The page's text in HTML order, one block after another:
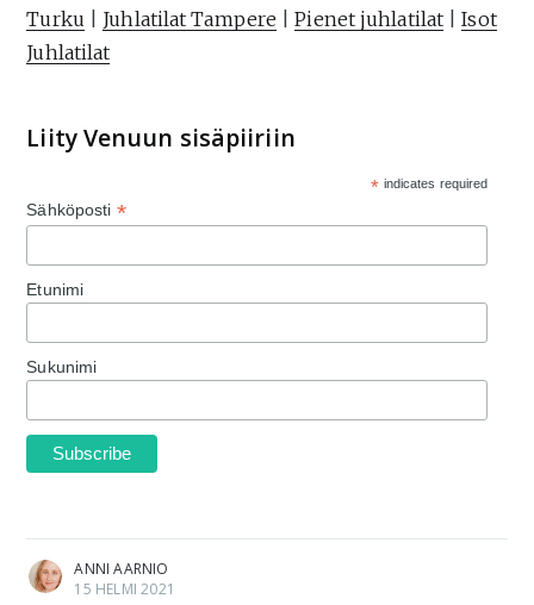
Turku
Juhlatilat Tampere |Pienet juhlatilat |Isot
Juhlatilat
Liity Venuun sisäpiiriin
* indicates required
Sähköposti *
Etunimi
Sukunimi
ANNI AARNIO
15 HELMI 2021